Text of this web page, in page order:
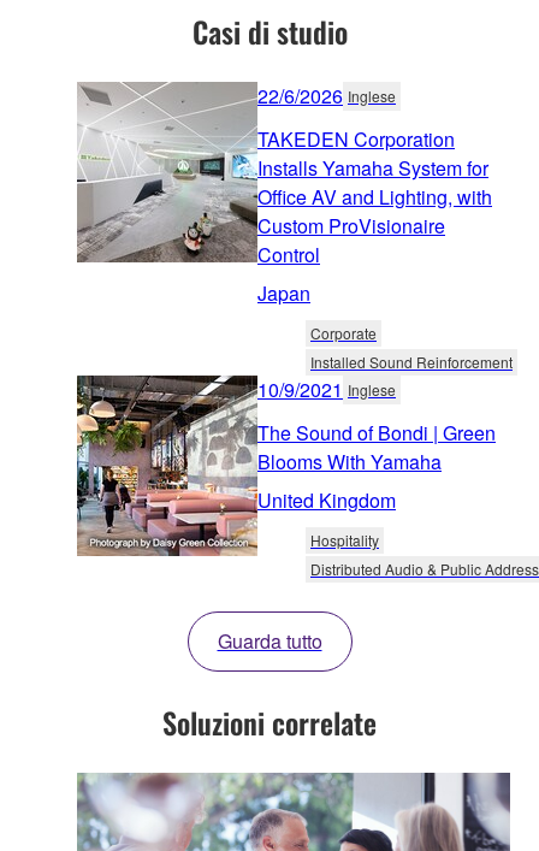
Casi di studio
22/6/2026 Inglese
TAKEDEN Corporation
Installs Yamaha System for
Office AV and Lighting, with
Custom ProVisionaire
Control
Japan
Corporate
Installed Sound Reinforcement
10/9/2021 Inglese
The Sound of Bondi | Green
Blooms With Yamaha
United Kingdom
Hospitality
Distributed Audio & Public Address
Guarda tutto
Soluzioni correlate